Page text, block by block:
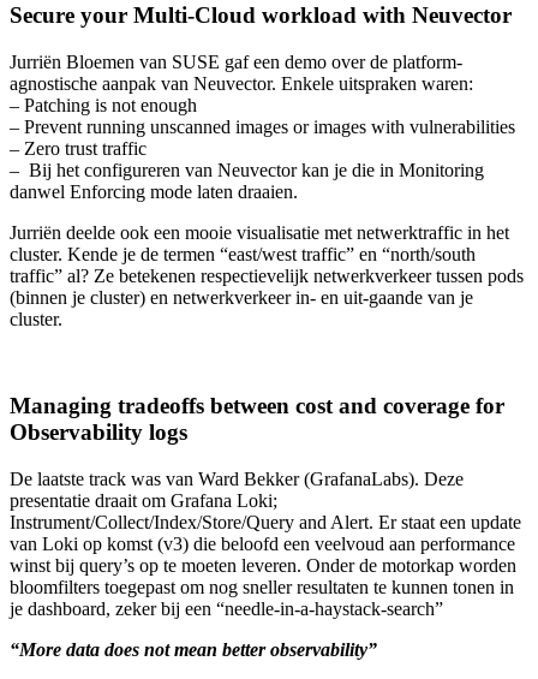
Secure your Multi-Cloud workload with Neuvector
Jurriën Bloemen van SUSE gaf een demo over de platform-
agnostische aanpak van Neuvector. Enkele uitspraken waren:
– Patching is not enough
– Prevent running unscanned images or images with vulnerabilities
– Zero trust traffic
– Bij het configureren van Neuvector kan je die in Monitoring
danwel Enforcing mode laten draaien.
Jurriën deelde ook een mooie visualisatie met netwerktraffic in het
cluster. Kende je de termen “east/west traffic” en “north/south
traffic” al? Ze betekenen respectievelijk netwerkverkeer tussen pods
(binnen je cluster) en netwerkverkeer in- en uit-gaande van je
cluster.
Managing tradeoffs between cost and coverage for
Observability logs
De laatste track was van Ward Bekker (GrafanaLabs). Deze
presentatie draait om Grafana Loki;
Instrument/Collect/Index/Store/Query and Alert. Er staat een update
van Loki op komst (v3) die beloofd een veelvoud aan performance
winst bij query’s op te moeten leveren. Onder de motorkap worden
bloomfilters toegepast om nog sneller resultaten te kunnen tonen in
je dashboard, zeker bij een “needle-in-a-haystack-search”
“More data does not mean better observability”